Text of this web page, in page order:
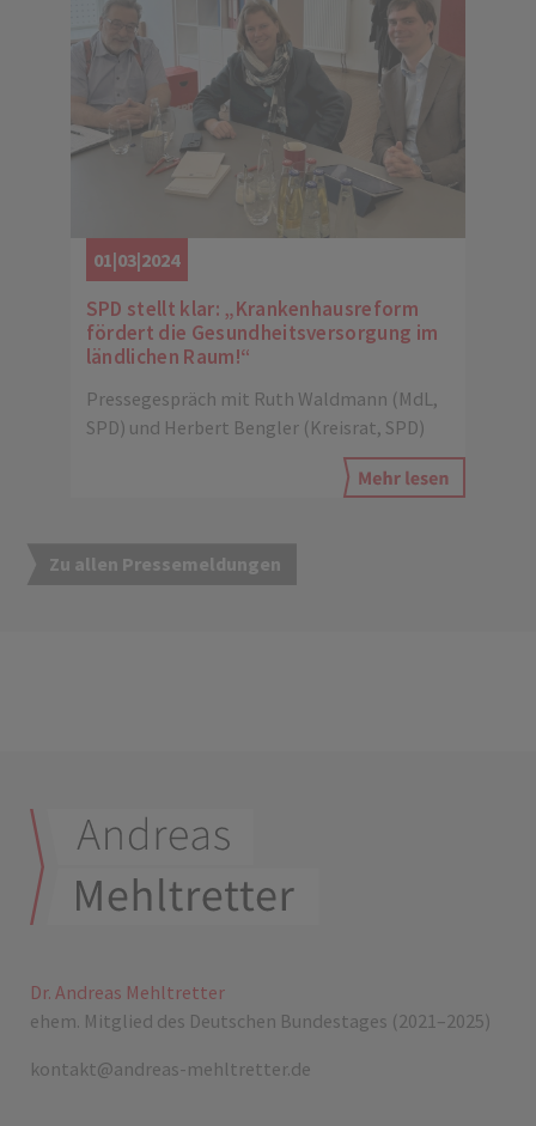
01|03|2024
SPD stellt klar: „Krankenhausreform
fördert die Gesundheitsversorgung im
ländlichen Raum!“
Pressegespräch mit Ruth Waldmann (MdL,
SPD) und Herbert Bengler (Kreisrat, SPD)
Zu allen Pressemeldungen
Dr. Andreas Mehltretter
ehem. Mitglied des Deutschen Bundestages (2021–2025)
kontakt@andreas-mehltretter.de